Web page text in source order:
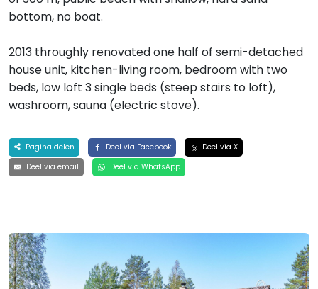
bottom, no boat.
2013 throughly renovated one half of semi-detached
house unit, kitchen-living room, bedroom with two
beds, low loft 3 single beds (steep stairs to loft),
washroom, sauna (electric stove).
Pagina delen Deel via Facebook
Deel via X
Deel via email
Deel via WhatsApp